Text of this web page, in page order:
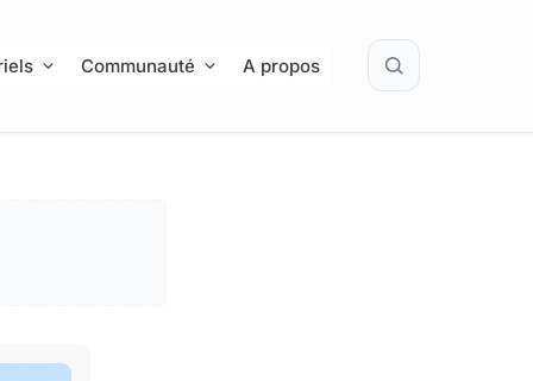
Communauté A propos Rechercher